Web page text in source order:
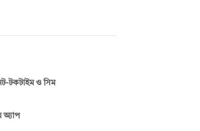
টকটাইম ও সিম
অ্যাপ